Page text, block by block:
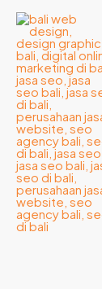
Lewati
konten